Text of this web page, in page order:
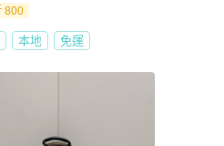
800
本地 免運